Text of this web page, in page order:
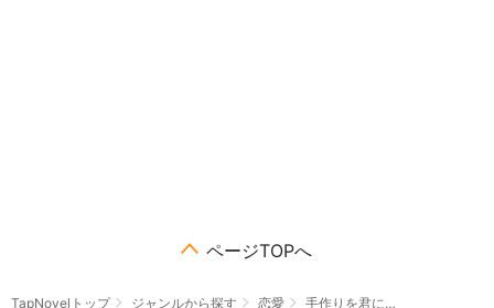
ページTOPへ
TapNovelトップ ジャンルから探す 恋愛 手作りを君に…